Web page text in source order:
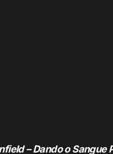
– Dando o Sangue